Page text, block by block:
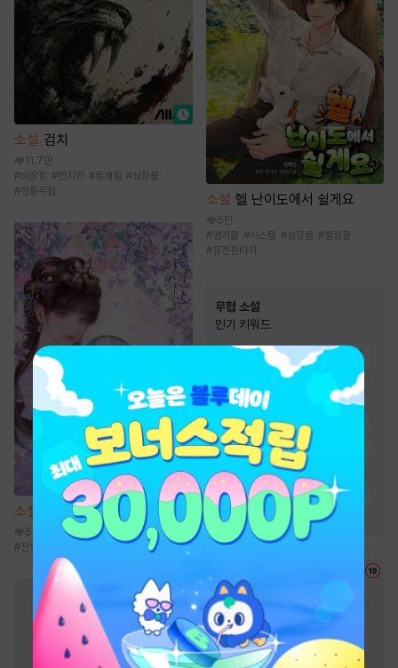
소설 검치
11.7만
#비장함 #먼치킨 #통쾌함 #성장물
#전통무협
소설 몰락한 가문의 소저가 되다
58.9만
#전생/환생 동양풍 걸크러시
소설 헬 난이도에서 쉴게요
5만
#영지물 #시스템 #성장물 #힐링물
#퓨전판타지
무협 소설
인기 키워드
#환생물 #
귀환물
천하제일인 #
#천마 #차원이동물
#빙의물 #사이다물
#유쾌함 #성장물
#비장함 #잔잔함
#먼치킨 #회귀물 #고독함
#생존물